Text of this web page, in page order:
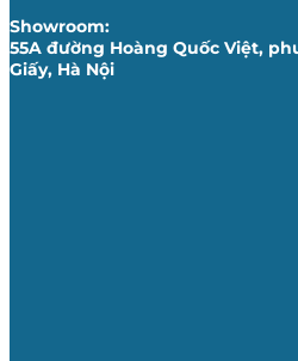
Showroom:
55A đường Hoàng Quốc Việt,
Giấy, Hà Nội